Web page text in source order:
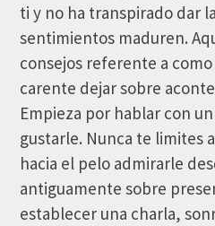
ti y no ha transpirado dar
sentimientos maduren.
consejos referente a
carente dejar sobre
Empieza por hablar con
gustarle. Nunca te limites
hacia el pelo admirarle
antiguamente sobre
establecer una charla,